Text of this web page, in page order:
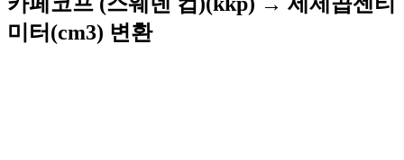
미터(cm3) 변환